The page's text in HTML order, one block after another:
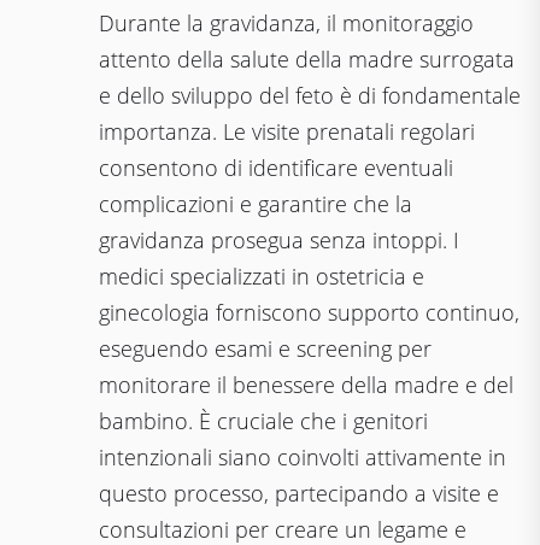
Durante la gravidanza, il monitoraggio
attento della salute della madre surrogata
e dello sviluppo del feto è di fondamentale
importanza. Le visite prenatali regolari
consentono di identificare eventuali
complicazioni e garantire che la
gravidanza prosegua senza intoppi. I
medici specializzati in ostetricia e
ginecologia forniscono supporto continuo,
eseguendo esami e screening per
monitorare il benessere della madre e del
bambino. È cruciale che i genitori
intenzionali siano coinvolti attivamente in
questo processo, partecipando a visite e
consultazioni per creare un legame e